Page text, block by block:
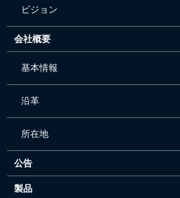
ビジョン
会社概要
基本情報
沿革
所在地
公告
製品